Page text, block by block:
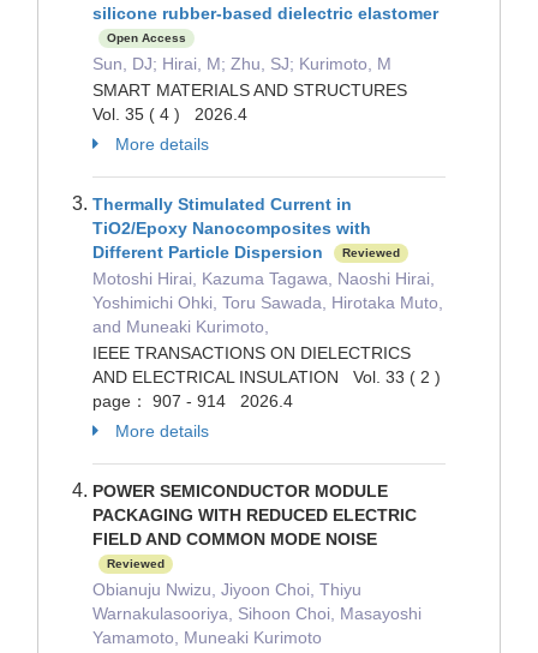
silicone rubber-based dielectric elastomer
Open Access
Sun, DJ; Hirai, M; Zhu, SJ; Kurimoto, M
SMART MATERIALS AND STRUCTURES
Vol. 35 ( 4 ) 2026.4
More details
Thermally Stimulated Current in
TiO2/Epoxy Nanocomposites with
Different Particle Dispersion
Reviewed
Motoshi Hirai, Kazuma Tagawa, Naoshi Hirai,
Yoshimichi Ohki, Toru Sawada, Hirotaka Muto,
and Muneaki Kurimoto,
IEEE TRANSACTIONS ON DIELECTRICS
AND ELECTRICAL INSULATION Vol. 33 ( 2 )
page： 907 - 914 2026.4
More details
POWER SEMICONDUCTOR MODULE
PACKAGING WITH REDUCED ELECTRIC
FIELD AND COMMON MODE NOISE
Reviewed
Obianuju Nwizu, Jiyoon Choi, Thiyu
Warnakulasooriya, Sihoon Choi, Masayoshi
Yamamoto, Muneaki Kurimoto